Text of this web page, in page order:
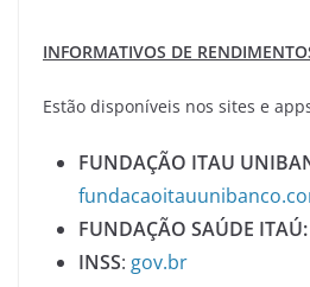
INFORMATIVOS DE
Estão disponíveis nos sites e
FUNDAÇÃO ITAU
FUNDAÇÃO SAÚDE ITAÚ:
INSS: gov.br